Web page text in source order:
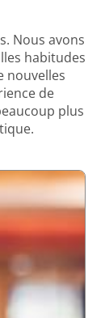
Nous avons
habitudes
nouvelles
de
plus